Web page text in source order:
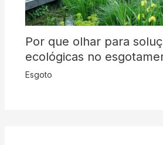
Por que olhar para
ecológicas no
Esgoto